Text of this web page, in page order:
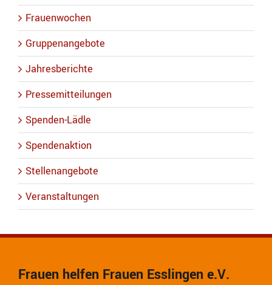
Frauenwochen
Gruppenangebote
Jahresberichte
Pressemitteilungen
Spenden-Lädle
Spendenaktion
Stellenangebote
Veranstaltungen
Frauen helfen Frauen Esslingen e.V.